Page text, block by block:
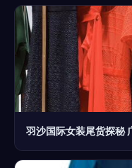
羽沙国际女装尾货探秘